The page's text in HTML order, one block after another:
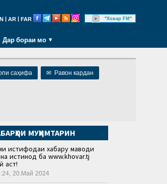
AR FAR "Ховар FM"
Дар бораи мо
саҳифа ✉ Равон кардан
МУҲИМТАРИН
истифодаи хабару маводи
истинод ба www.khovar.tj
аст!
20.Май 2024